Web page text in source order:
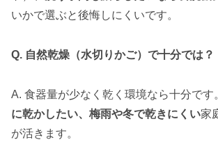
いかで選ぶと後悔しにくいです。
Q. 自然乾燥（水切りかご）で十分では？
A. 食器量が少なく乾く環境なら十分です
に乾かしたい、梅雨や冬で乾きにくい家
が活きます。